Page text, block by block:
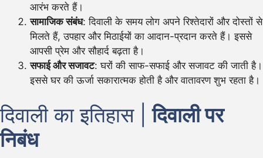
आरंभ करते हैं।
सामाजिक संबंध: दिवाली के समय लोग अपने रिश्तेदारों और दोस्तों से
मिलते हैं, उपहार और मिठाईयों का आदान-प्रदान करते हैं। इससे
आपसी प्रेम और सौहार्द बढ़ता है।
सफाई और सजावट: घरों की साफ-सफाई और सजावट की जाती है।
इससे घर की ऊर्जा सकारात्मक होती है और वातावरण शुभ रहता है।
दिवाली का इतिहास |दिवाली पर
निबंध